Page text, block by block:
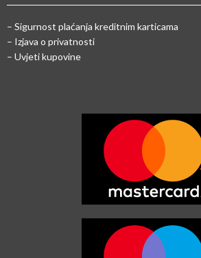
– Sigurnost plaćanja kreditnim karticama
– Izjava o privatnosti
– Uvjeti kupovine